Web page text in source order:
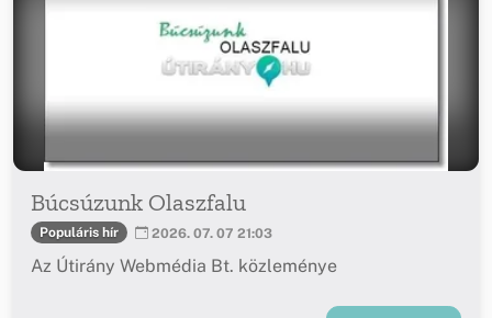
Búcsúzunk Olaszfalu
Populáris hír 2026. 07. 07 21:03
Az Útirány Webmédia Bt. közleménye